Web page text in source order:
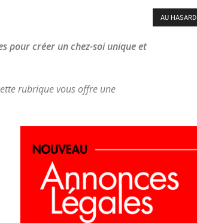
pour créer un chez-soi unique et
rubrique vous offre une
AU HASARD